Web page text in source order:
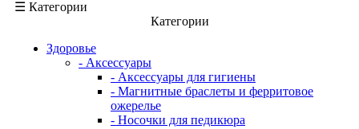
☰ Категории
Категории
Здоровье
- Аксессуары
- Аксессуары для гигиены
- Магнитные браслеты и ферритовое
ожерелье
- Носочки для педикюра